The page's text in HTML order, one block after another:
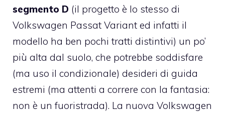
segmento D (il progetto è lo stesso di
Volkswagen Passat Variant ed infatti il
modello ha ben pochi tratti distintivi) un po’
più alta dal suolo, che potrebbe soddisfare
(ma uso il condizionale) desideri di guida
estremi (ma attenti a correre con la fantasia:
non è un fuoristrada). La nuova Volkswagen